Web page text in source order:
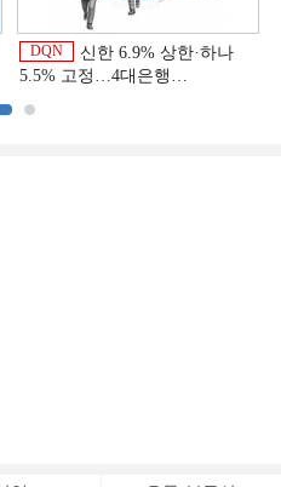
DQN
신한 6.9% 상한·하나
5.5% 고정…4대은행